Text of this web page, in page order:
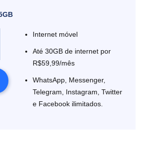
Internet móvel
Até 30GB de internet por
R$59,99/mês
WhatsApp, Messenger,
Telegram, Instagram, Twitter
e Facebook ilimitados.